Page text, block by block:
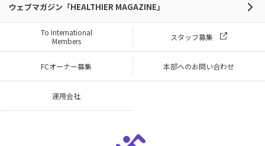
ウェブマガジン「HEALTHIER MAGAZINE」
To International
Members
スタッフ募集
FCオーナー募集 本部へのお問い合わせ
運用会社